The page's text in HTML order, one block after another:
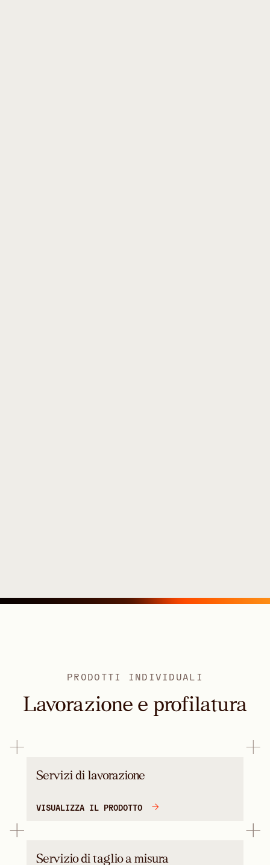
PRODOTTI INDIVIDUALI
Lavorazione e profilatura
Servizi di lavorazione
VISUALIZZA IL PRODOTTO
Servizio di taglio a misura